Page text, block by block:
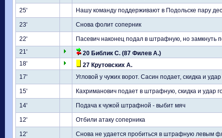
25' Нашу команду поддерживают в Подольске пару
23' Снова фолит соперник
22'
Пасевич наконец подал в штрафную, но замкнуть
21'
20 Библик С. (87 Филев А.)
18'
27 Крутовских А.
17'
Угловой у чужих ворот. Сасин подает, скидка и
15' Кахриманович подает в штрафную, скидка и удар
14' Подача к чужой штрафной - выбит мяч
12' Отбили атаку соперника
12' Снова не удается пробиться в штрафную левым